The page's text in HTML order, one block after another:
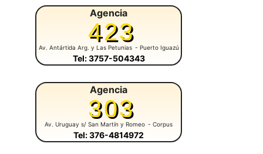
Agencia
423
Av. Antártida Arg. y Las Petunias - Puerto Iguazú
Tel: 3757-504343
Agencia
303
Av. Uruguay s/ San Martín y Romeo - Corpus
Tel: 376-4814972